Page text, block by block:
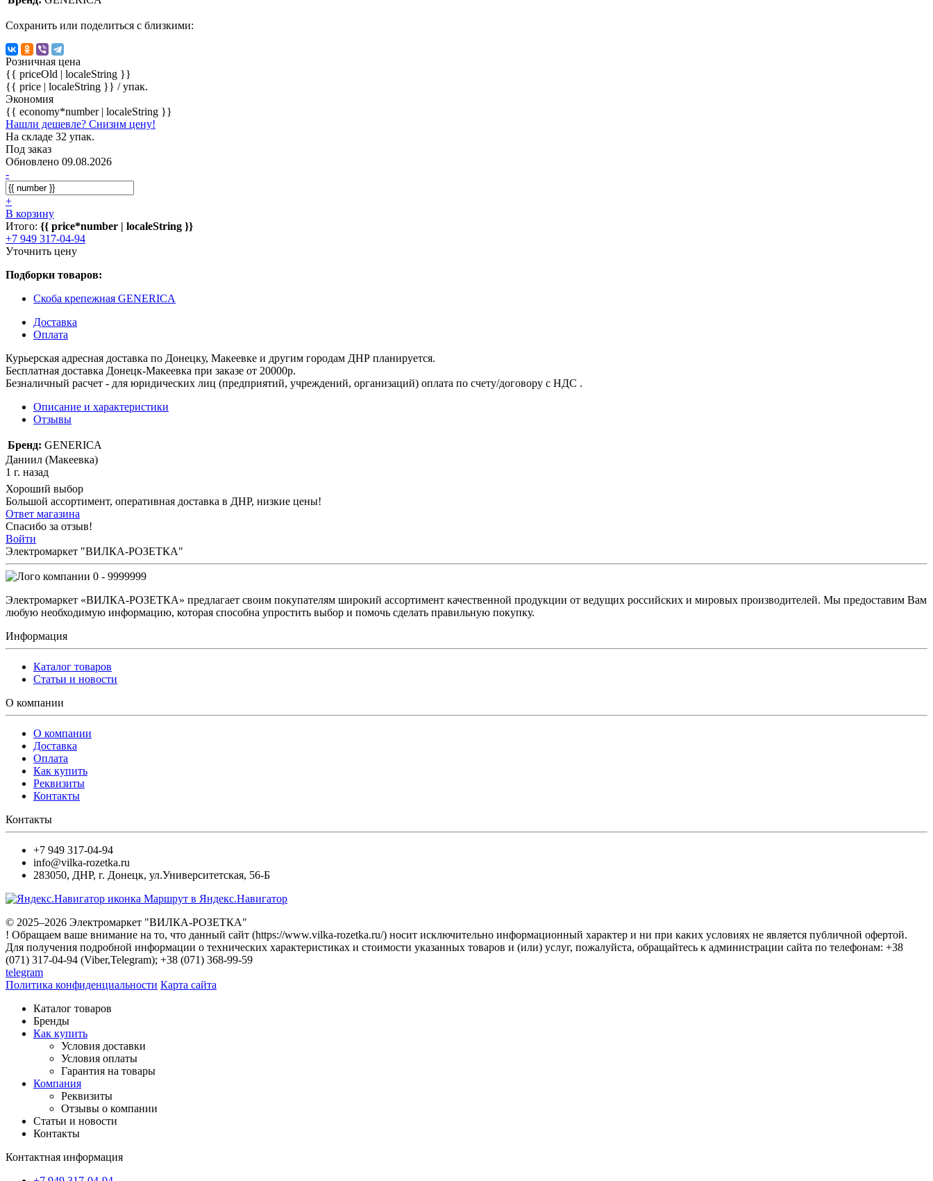
Сохранить или поделиться с близкими:
Розничная цена
{{ priceOld | localeString }}
{{ price | localeString }} / упак.
Экономия
{{ economy*number | localeString }}
Нашли дешевле? Снизим цену!
На складе 32 упак.
Под заказ
Обновлено 09.08.2026
-
+
В корзину
Итого: {{ price*number | localeString }}
+7 949 317-04-94
Уточнить цену
Подборки товаров:
Скоба крепежная GENERICA
Доставка
Оплата
Курьерская адресная доставка по Донецку, Макеевке и другим городам ДНР планируется.
Бесплатная доставка Донецк-Макеевка при заказе от 20000р.
Безналичный расчет - для юридических лиц (предприятий, учреждений, организаций) оплата по счету/договору с НДС .
Описание и характеристики
Отзывы
Бренд: GENERICA
Даниил (Макеевка)
1 г. назад
Хороший выбор
Большой ассортимент, оперативная доставка в ДНР, низкие цены!
Ответ магазина
Спасибо за отзыв!
Войти
Электромаркет "ВИЛКА-РОЗЕТКА"
0 - 9999999
Электромаркет «ВИЛКА-РОЗЕТКА» предлагает своим покупателям широкий ассортимент качественной продукции от ведущих российских и мировых производителей. Мы предоставим Вам
любую необходимую информацию, которая способна упростить выбор и помочь сделать правильную покупку.
Информация
Каталог товаров
Статьи и новости
О компании
О компании
Доставка
Оплата
Как купить
Реквизиты
Контакты
Контакты
+7 949 317-04-94
info@vilka-rozetka.ru
283050, ДНР, г. Донецк, ул.Университетская, 56-Б
Маршрут в Яндекс.Навигатор
© 2025–2026 Электромаркет "ВИЛКА-РОЗЕТКА"
! Обращаем ваше внимание на то, что данный сайт (https://www.vilka-rozetka.ru/) носит исключительно информационный характер и ни при каких условиях не является публичной офертой.
Для получения подробной информации о технических характеристиках и стоимости указанных товаров и (или) услуг, пожалуйста, обращайтесь к администрации сайта по телефонам: +38
(071) 317-04-94 (Viber,Telegram); +38 (071) 368-99-59
telegram
Политика конфиденциальности Карта сайта
Каталог товаров
Бренды
Как купить
Условия доставки
Условия оплаты
Гарантия на товары
Компания
Реквизиты
Отзывы о компании
Статьи и новости
Контакты
Контактная информация